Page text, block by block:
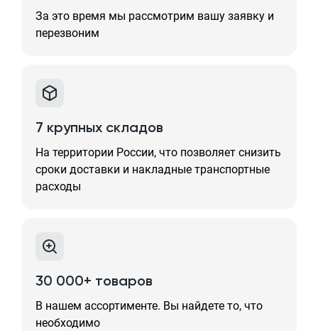
За это время мы рассмотрим вашу заявку и
перезвоним
7 крупных складов
На территории России, что позволяет снизить
сроки доставки и накладные транспортные
расходы
30 000+ товаров
В нашем ассортименте. Вы найдете то, что
необходимо